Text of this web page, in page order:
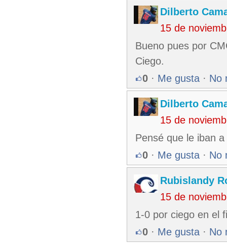
Dilberto
15 de
Bueno pues por
Ciego.
0 · Me gusta · No
Dilberto
15 de
Pensé que le iban
0 · Me gusta · No
Rubislandy
15 de
1-0 por ciego en el
0 · Me gusta · No